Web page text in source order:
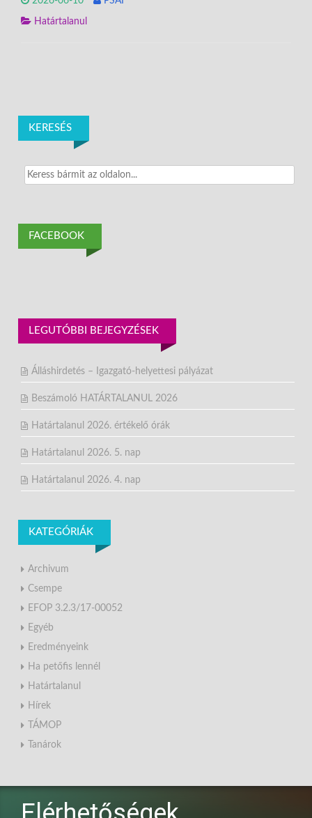
Határtalanul
KERESÉS
Search
FACEBOOK
LEGUTÓBBI BEJEGYZÉSEK
Álláshirdetés – Igazgató-helyettesi pályázat
Beszámoló HATÁRTALANUL 2026
Határtalanul 2026. értékelő órák
Határtalanul 2026. 5. nap
Határtalanul 2026. 4. nap
KATEGÓRIÁK
Archivum
Csempe
EFOP 3.2.3/17-00052
Egyéb
Eredményeink
Ha petőfis lennél
Határtalanul
Hírek
TÁMOP
Tanárok